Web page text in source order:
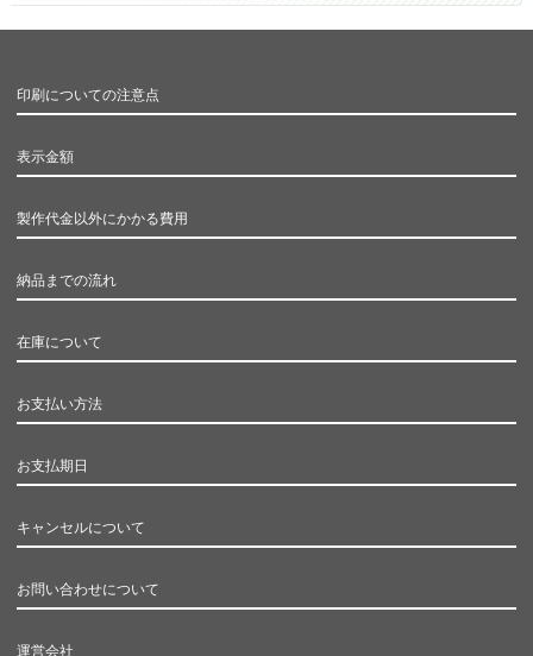
印刷についての注意点
表示金額
製作代金以外にかかる費用
納品までの流れ
在庫について
お支払い方法
お支払期日
キャンセルについて
お問い合わせについて
運営会社